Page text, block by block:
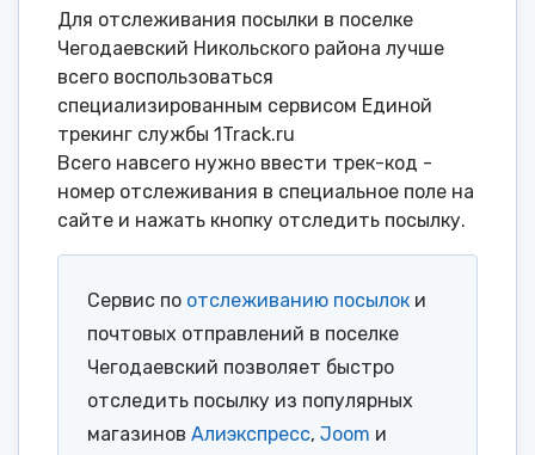
Для отслеживания посылки в поселке
Чегодаевский Никольского района лучше
всего воспользоваться
специализированным сервисом Единой
трекинг службы 1Track.ru
Всего навсего нужно ввести трек-код -
номер отслеживания в специальное поле на
сайте и нажать кнопку отследить посылку.
Сервис по отслеживанию посылок и
почтовых отправлений в поселке
Чегодаевский позволяет быстро
отследить посылку из популярных
магазинов Алиэкспресс, Joom и